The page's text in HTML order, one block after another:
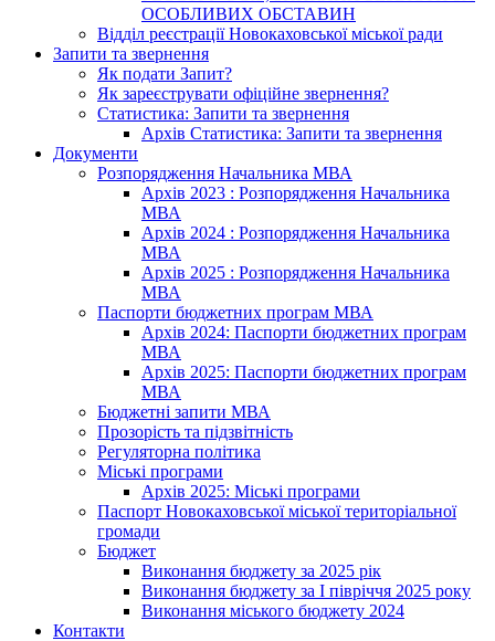
ОСОБЛИВИХ ОБСТАВИН
Відділ реєстрації Новокаховської міської ради
Запити та звернення
Як подати Запит?
Як зареєструвати офіційне звернення?
Статистика: Запити та звернення
Архів Статистика: Запити та звернення
Документи
Розпорядження Начальника МВА
Архів 2023 : Розпорядження Начальника
МВА
Архів 2024 : Розпорядження Начальника
МВА
Архів 2025 : Розпорядження Начальника
МВА
Паспорти бюджетних програм МВА
Архів 2024: Паспорти бюджетних програм
МВА
Архів 2025: Паспорти бюджетних програм
МВА
Бюджетні запити МВА
Прозорість та підзвітність
Регуляторна політика
Міські програми
Архів 2025: Міські програми
Паспорт Новокаховської міської територіальної
громади
Бюджет
Виконання бюджету за 2025 рік
Виконання бюджету за І півріччя 2025 року
Виконання міського бюджету 2024
Контакти